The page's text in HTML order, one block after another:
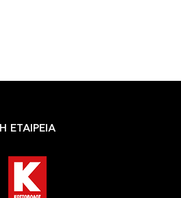
Η ΕΤΑΙΡΕΙΑ